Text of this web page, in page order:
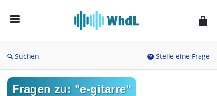
von
Suchen Stelle eine Frage
Fragen zu: "e-gitarre"